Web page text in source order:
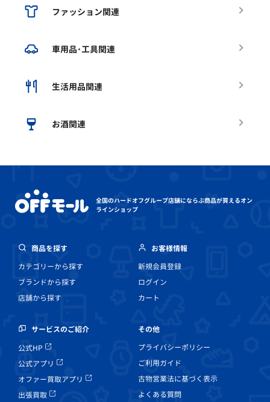
ファッション関連
車用品･工具関連
生活用品関連
お酒関連
全国のハードオフグループ店舗にならぶ商品が買えるオン
ラインショップ
商品を探す
カテゴリーから探す
ブランドから探す
店舗から探す
お客様情報
新規会員登録
ログイン
カート
サービスのご紹介
公式HP
公式アプリ
オファー買取アプリ
出張買取
その他
プライバシーポリシー
ご利用ガイド
古物営業法に基づく表示
よくある質問